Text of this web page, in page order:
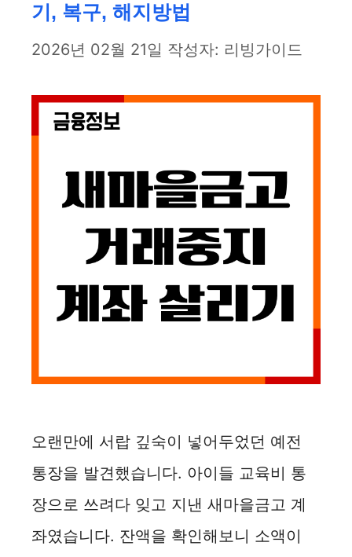
기, 복구, 해지방법
2026년 02월 21일 작성자: 리빙가이드
오랜만에 서랍 깊숙이 넣어두었던 예전
통장을 발견했습니다. 아이들 교육비 통
장으로 쓰려다 잊고 지낸 새마을금고 계
좌였습니다. 잔액을 확인해보니 소액이